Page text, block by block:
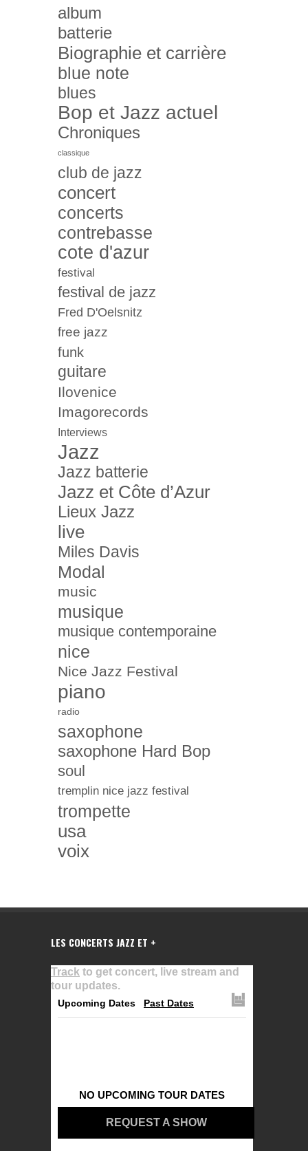
album
batterie
Biographie et carrière
blue note
blues
Bop et Jazz actuel
Chroniques
classique
club de jazz
concert
concerts
contrebasse
cote d'azur
festival
festival de jazz
Fred D'Oelsnitz
free jazz
funk
guitare
Ilovenice
Imagorecords
Interviews
Jazz
Jazz batterie
Jazz et Côte d’Azur
Lieux Jazz
live
Miles Davis
Modal
music
musique
musique contemporaine
nice
Nice Jazz Festival
piano
radio
saxophone
saxophone Hard Bop
soul
tremplin nice jazz festival
trompette
usa
voix
LES CONCERTS JAZZ ET +
Track to get concert, live stream and
tour updates.
Upcoming Dates Past Dates
NO UPCOMING TOUR DATES
REQUEST A SHOW